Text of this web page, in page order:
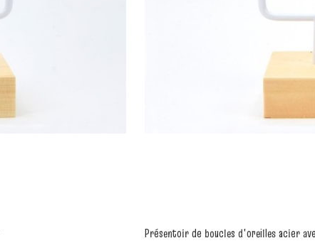
Présentoir de boucles d'oreilles acier